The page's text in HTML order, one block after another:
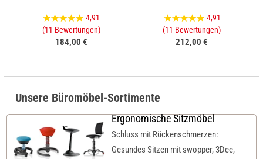
4,91
(11 Bewertungen)
184,00 €
4,91
(11 Bewertungen)
212,00 €
Unsere Büromöbel-Sortimente
Ergonomische Sitzmöbel
Schluss mit Rückenschmerzen:
Gesundes Sitzen mit swopper, 3Dee,